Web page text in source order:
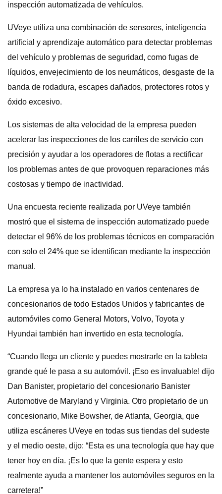
inspección automatizada de vehículos.
UVeye utiliza una combinación de sensores, inteligencia
artificial y aprendizaje automático para detectar problemas
del vehículo y problemas de seguridad, como fugas de
líquidos, envejecimiento de los neumáticos, desgaste de la
banda de rodadura, escapes dañados, protectores rotos y
óxido excesivo.
Los sistemas de alta velocidad de la empresa pueden
acelerar las inspecciones de los carriles de servicio con
precisión y ayudar a los operadores de flotas a rectificar
los problemas antes de que provoquen reparaciones más
costosas y tiempo de inactividad.
Una encuesta reciente realizada por UVeye también
mostró que el sistema de inspección automatizado puede
detectar el 96% de los problemas técnicos en comparación
con solo el 24% que se identifican mediante la inspección
manual.
La empresa ya lo ha instalado en varios centenares de
concesionarios de todo Estados Unidos y fabricantes de
automóviles como General Motors, Volvo, Toyota y
Hyundai también han invertido en esta tecnología.
“Cuando llega un cliente y puedes mostrarle en la tableta
grande qué le pasa a su automóvil. ¡Eso es invaluable! dijo
Dan Banister, propietario del concesionario Banister
Automotive de Maryland y Virginia. Otro propietario de un
concesionario, Mike Bowsher, de Atlanta, Georgia, que
utiliza escáneres UVeye en todas sus tiendas del sudeste
y el medio oeste, dijo: “Esta es una tecnología que hay que
tener hoy en día. ¡Es lo que la gente espera y esto
realmente ayuda a mantener los automóviles seguros en la
carretera!”